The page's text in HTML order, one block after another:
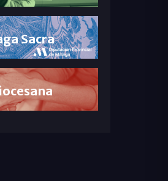
Sacra